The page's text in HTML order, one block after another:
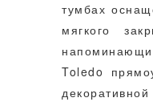
тумбах
мягкого
Toledo